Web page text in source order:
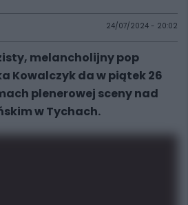
24/07/2024 - 20:02
melancholijny pop
Kowalczyk da w piątek 26
plenerowej sceny nad
w Tychach.